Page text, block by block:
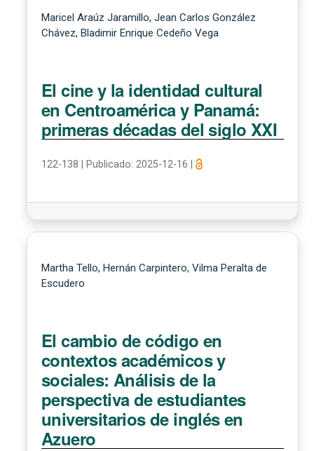
Maricel Araúz Jaramillo, Jean Carlos González
Chávez, Bladimir Enrique Cedeño Vega
El cine y la identidad cultural
en Centroamérica y Panamá:
primeras décadas del siglo XXI
122-138 Publicado: 2025-12-16
Martha Tello, Hernán Carpintero, Vilma Peralta de
Escudero
El cambio de código en
contextos académicos y
sociales: Análisis de la
perspectiva de estudiantes
universitarios de inglés en
Azuero